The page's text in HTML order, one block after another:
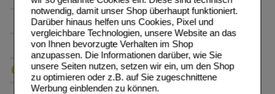
notwendig, damit unser Shop überhaupt funktioniert.
Darüber hinaus helfen uns Cookies, Pixel und
vergleichbare Technologien, unsere Website an das
von Ihnen bevorzugte Verhalten im Shop
anzupassen. Die Informationen darüber, wie Sie
unsere Seiten nutzen, setzen wir ein, um den Shop
zu optimieren oder z.B. auf Sie zugeschnittene
Werbung einblenden zu können.